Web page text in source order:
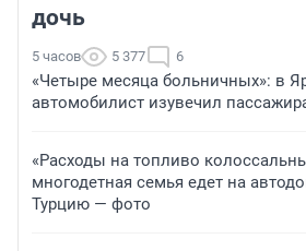
дочь
5 часов 5 377 6
«Четыре месяца больничных»: в
автомобилист изувечил
«Расходы на топливо
многодетная семья едет на
Турцию — фото